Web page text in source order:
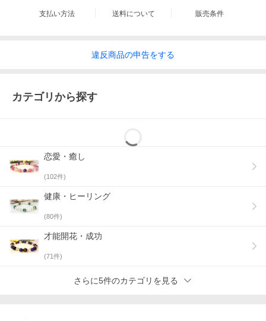
支払い方法 送料について 販売条件
違反商品の申告をする
カテゴリから探す
恋愛・癒し
(102件)
健康・ヒーリング
(80件)
才能開花・成功
(71件)
さらに5件のカテゴリを見る